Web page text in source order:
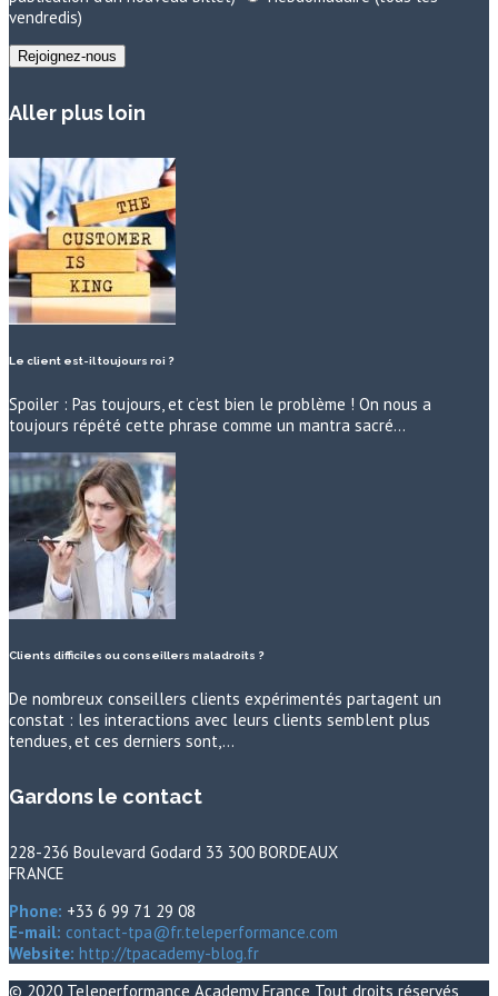
vendredis)
Aller plus loin
Le client est-il toujours roi ?
Spoiler : Pas toujours, et c’est bien le problème ! On nous a
toujours répété cette phrase comme un mantra sacré…
Clients difficiles ou conseillers maladroits ?
De nombreux conseillers clients expérimentés partagent un
constat : les interactions avec leurs clients semblent plus
tendues, et ces derniers sont,…
Gardons le contact
228-236 Boulevard Godard 33 300 BORDEAUX
FRANCE
Phone: +33 6 99 71 29 08
E-mail: contact-tpa@fr.teleperformance.com
Website: http://tpacademy-blog.fr
© 2020 Teleperformance Academy France Tout droits réservés